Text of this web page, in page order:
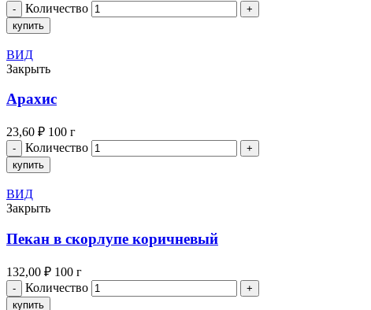
Количество
купить
ВИД
Закрыть
Арахис
23,60 ₽ 100 г
Количество
купить
ВИД
Закрыть
Пекан в скорлупе коричневый
132,00 ₽ 100 г
Количество
купить